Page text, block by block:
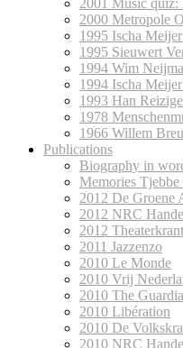
2000 Metropole
1995 Ischa
1995 Sieuwert
1994 Wim
1994 Ischa
1993 Han
1978
1966 Willem
Publications
Biography in
Memories Tjebbe
2012 De Groene
2012 NRC
2012 Theaterkrant
2011 Jazzenzo
2010 Le Monde
2010 Vrij
2010 The
2010 Libération
2010 De
2010 NRC